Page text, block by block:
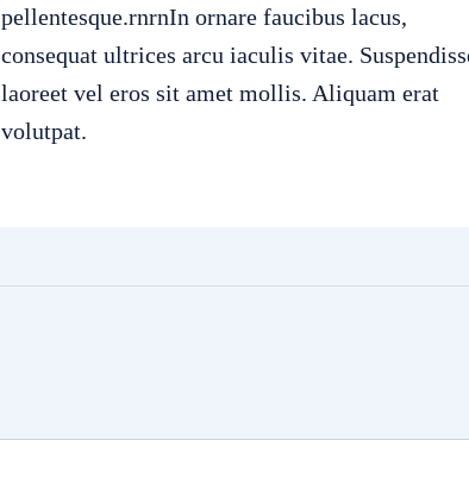
pellentesque.rnrnIn ornare faucibus lacus,
consequat ultrices arcu iaculis vitae.
laoreet vel eros sit amet mollis. Aliquam erat
volutpat.